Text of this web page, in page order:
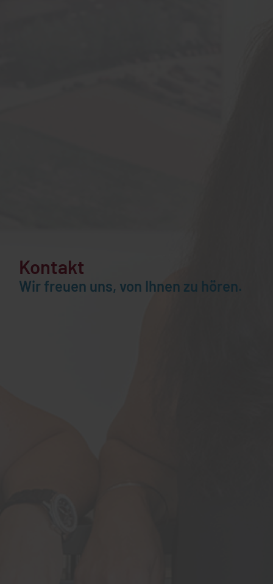
Kontakt
Wir freuen uns, von Ihnen zu hören.